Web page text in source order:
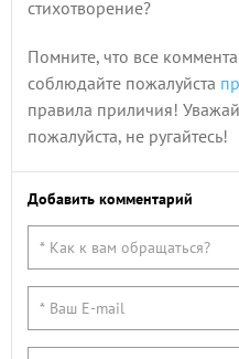
стихотворение?
Помните, что все
соблюдайте пожалуйста
правила приличия!
пожалуйста, не ругайтесь!
Добавить комментарий